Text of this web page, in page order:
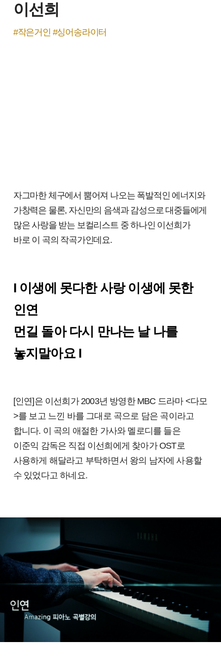
이선희
#작은거인 #싱어송라이터
자그마한 체구에서 뿜어져 나오는 폭발적인 에너지와
가창력은 물론, 자신만의 음색과 감성으로 대중들에게
많은 사랑을 받는 보컬리스트 중 하나인 이선희가
바로 이 곡의 작곡가인데요.
I 이생에 못다한 사랑 이생에 못한
인연
먼길 돌아 다시 만나는 날 나를
놓지말아요 I
[인연]은 이선희가 2003년 방영한 MBC 드라마 <다모
>를 보고 느낀 바를 그대로 곡으로 담은 곡이라고
합니다. 이 곡의 애절한 가사와 멜로디를 들은
이준익 감독은 직접 이선희에게 찾아가 OST로
사용하게 해달라고 부탁하면서 왕의 남자에 사용할
수 있었다고 하네요.